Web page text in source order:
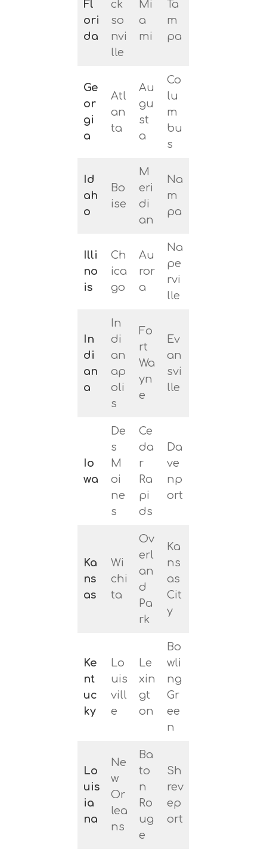
Fl
ori
da
ck
so
nvi
lle
Mi
a
mi
Ta
m
pa
Ge
or
gi
a
Atl
an
ta
Au
gu
st
a
Co
lu
m
bu
s
Id
ah
o
Bo
ise
M
eri
di
an
Na
m
pa
Illi
no
is
Ch
ica
go
Au
ror
a
Na
pe
rvi
lle
In
di
an
a
In
di
an
ap
oli
s
Fo
rt
Wa
yn
e
Ev
an
svi
lle
Io
wa
De
s
M
oi
ne
s
Ce
da
r
Ra
pi
ds
Da
ve
np
ort
Ka
ns
as
Wi
chi
ta
Ov
erl
an
d
Pa
rk
Ka
ns
as
Cit
y
Ke
nt
uc
ky
Lo
uis
vill
e
Le
xin
gt
on
Bo
wli
ng
Gr
ee
n
Lo
uis
ia
na
Ne
w
Or
lea
ns
Ba
to
n
Ro
ug
e
Sh
rev
ep
ort